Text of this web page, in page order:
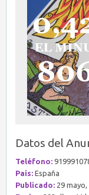
Datos del
Teléfono:
País: España
Publicado: 29 mayo,